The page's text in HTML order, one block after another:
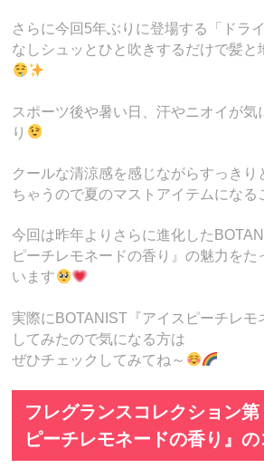
さらに今回5年ぶりに登場する「ドラ
なしシュッとひと吹きするだけで髪と
スポーツ後や暑い日、汗やニオイが気
り
クールな清涼感を感じながらすっきり
ちゃうので夏のマストアイテムにな
今回は昨年よりさらに進化した
ピーチレモネードの香り』の魅力をた
います
実際にBOTANIST『アイスピーチレモ
してみたので気になる方は
ぜひチェックしてみてね～
フレグランスコレクション
ピーチレモネードの香り』の